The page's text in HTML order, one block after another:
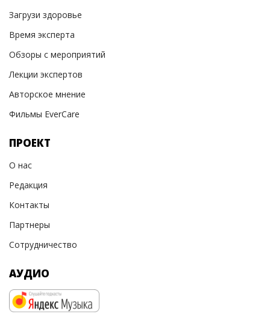
Загрузи здоровье
Время эксперта
Обзоры с мероприятий
Лекции экспертов
Авторское мнение
Фильмы EverCare
ПРОЕКТ
О нас
Редакция
Контакты
Партнеры
Сотрудничество
АУДИО